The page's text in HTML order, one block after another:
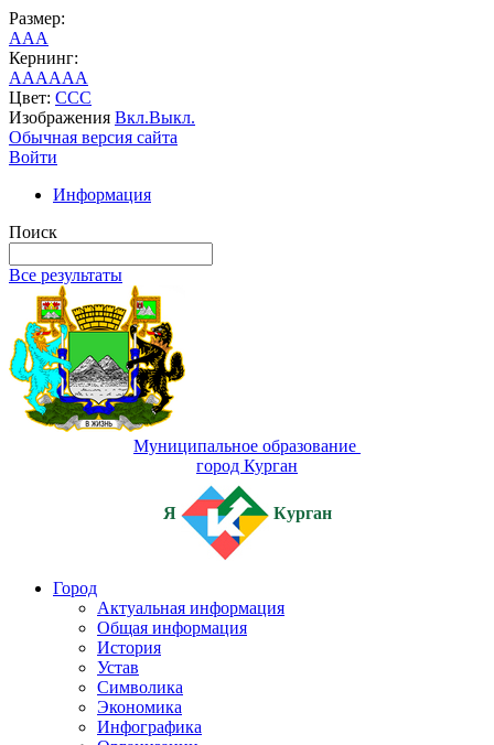
Размер:
AAA
Кернинг:
AAAAAA
Цвет: CCC
Изображения Вкл.Выкл.
Обычная версия сайта
Войти
Информация
Поиск
Все результаты
Муниципальное образование
город Курган
Я Курган
Город
Актуальная информация
Общая информация
История
Устав
Символика
Экономика
Инфографика